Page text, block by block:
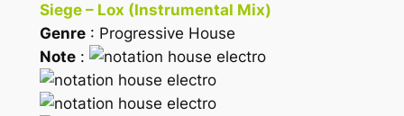
Siege – Lox (Instrumental Mix)
Genre: Progressive House
Note: